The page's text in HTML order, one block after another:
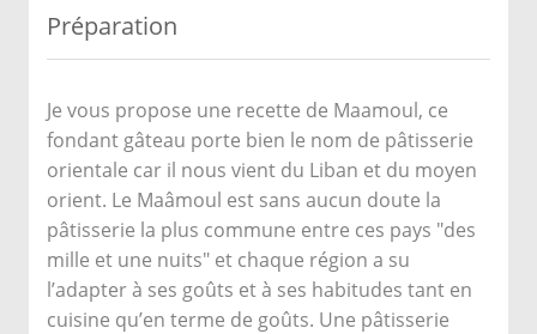
Préparation
Je vous propose une recette de Maamoul, ce
fondant gâteau porte bien le nom de pâtisserie
orientale car il nous vient du Liban et du moyen
orient. Le Maâmoul est sans aucun doute la
pâtisserie la plus commune entre ces pays "des
mille et une nuits" et chaque région a su
l’adapter à ses goûts et à ses habitudes tant en
cuisine qu’en terme de goûts. Une pâtisserie